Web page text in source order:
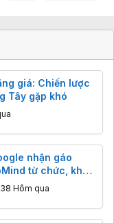
giá: Chiến lược
Tây gặp khó
nhận gáo
từ chức, khả
bị Claude,
Hôm qua